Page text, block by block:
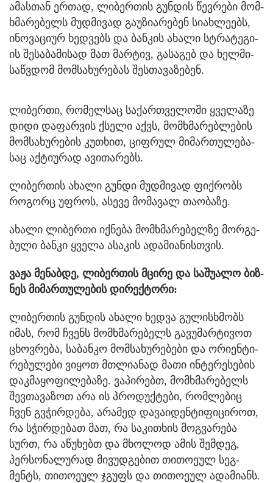
ამას­თან ერ­თად, ლი­ბერ­თის გუნ­დის წევ­რე­ბი მომ­
ხმა­რე­ბელს მუდ­მი­ვად გა­უ­ზი­ა­რე­ბენ სი­ახ­ლე­ებს,
ინო­ვა­ცი­ურ ხედ­ვებს და ბან­კის ახა­ლი სტრა­ტე­გი­
ის შე­სა­ბა­მი­სად მათ მარ­ტივ, გა­სა­გებ და ხელ­მი­
საწ­ვდომ მომ­სა­ხუ­რე­ბას შეს­თა­ვა­ზე­ბენ.
ლი­ბერ­თი, რო­მელ­საც სა­ქარ­თვე­ლო­ში ყვე­ლა­ზე
დიდი და­ფარ­ვის ქსე­ლი აქვს, მომ­ხმა­რებ­ლე­ბის
მომ­სა­ხუ­რე­ბის კუ­თხით, ციფ­რულ მი­მარ­თუ­ლე­ბა­
საც აქ­ტი­უ­რად ავი­თა­რებს.
ლი­ბერ­თის ახა­ლი გუნ­დი მუდ­მი­ვად ფიქ­რობს
რო­გორც უფ­როს, ასე­ვე მო­მა­ვალ თა­ო­ბა­ზე.
ახა­ლი ლი­ბერ­თი იქ­ნე­ბა მომ­ხმა­რე­ბელ­ზე მორ­გე­
ბუ­ლი ბან­კი ყვე­ლა ასა­კის ადა­მი­ა­ნის­თვის.
ვაჟა მე­ნაბ­დე, ლი­ბერ­თის მცი­რე და სა­შუ­ა­ლო ბიზ­
ნეს მი­მარ­თუ­ლე­ბის დი­რექ­ტო­რი:
ლი­ბერ­თის გუნ­დის ახა­ლი ხედ­ვა გუ­ლის­ხმობს
იმას, რომ ჩვენს მომ­ხმა­რე­ბელს გა­ვუ­მარ­ტი­ვოთ
ცხოვ­რე­ბა, სა­ბან­კო მომ­სა­ხუ­რე­ბე­ბი და ორი­ენ­ტი­
რე­ბუ­ლე­ბი ვი­ყოთ მთლი­ა­ნად მათი ინ­ტე­რე­სე­ბის
დაკ­მა­ყო­ფი­ლე­ბა­ზე. ვა­პი­რებთ, მომ­ხმა­რე­ბელს
შევ­თა­ვა­ზოთ არა ის პრო­დუქ­ტე­ბი, რომ­ლე­ბიც
ჩვენ გვჭირ­დე­ბა, არა­მედ და­ვა­ი­დენ­ტი­ფი­ცი­როთ,
რა სჭირ­დე­ბათ მათ, რა სა­კი­თხის მოგ­ვა­რე­ბა
სურთ, რა აწუ­ხებთ და მხო­ლოდ ამის შემ­დეგ,
პერ­სო­ნა­ლუ­რად მი­ვუდ­გე­ბით თი­თო­ე­ულ სეგ­
მენტს, თი­თო­ე­ულ ჯგუფს და თი­თო­ე­ულ ადა­მი­ანს.